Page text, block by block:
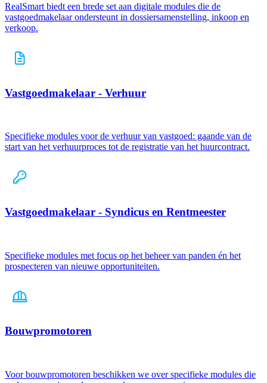
RealSmart biedt een brede set aan digitale modules die de
vastgoedmakelaar ondersteunt in dossiersamenstelling, inkoop en
verkoop.
Vastgoedmakelaar - Verhuur
Specifieke modules voor de verhuur van vastgoed: gaande van de
start van het verhuurproces tot de registratie van het huurcontract.
Vastgoedmakelaar - Syndicus en Rentmeester
Specifieke modules met focus op het beheer van panden én het
prospecteren van nieuwe opportuniteiten.
Bouwpromotoren
Voor bouwpromotoren beschikken we over specifieke modules die